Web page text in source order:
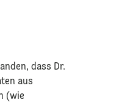
dass Dr.
aus
(wie